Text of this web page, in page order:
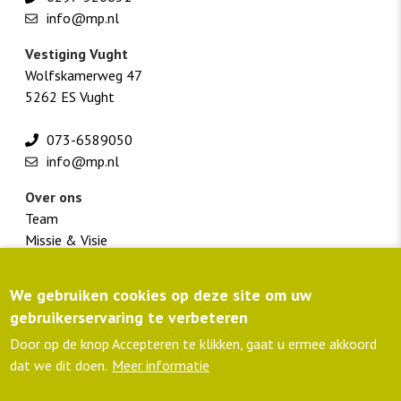
info@mp.nl
Vestiging Vught
Wolfskamerweg 47
5262 ES Vught
073-6589050
info@mp.nl
Over ons
Team
Missie & Visie
Footer
menu
colofon
Klantportaal
Routebeschrijving
Privacyverklaring
lid NLingenieurs
We gebruiken cookies op deze site om uw
gebruikerservaring te verbeteren
Door op de knop Accepteren te klikken, gaat u ermee akkoord
dat we dit doen. Meer informatie